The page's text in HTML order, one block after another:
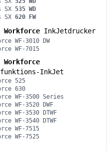
SX 535 WD
SX 620 FW
Workforce InkJetdrucker
WF-3010 DW
WF-7015
Workforce
InkJet
525
630
WF-3500 Series
WF-3520 DWF
WF-3530 DTWF
WF-3540 DTWF
WF-7515
WF-7525